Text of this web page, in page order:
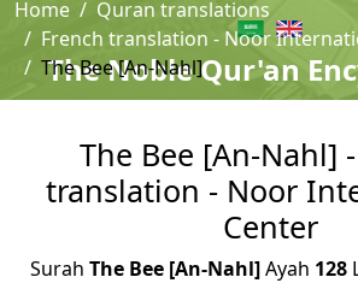
The Noble Qur'an
Home
Quran translations
French translation - Noor
The Bee [An-Nahl]
The Bee [An-Nahl]
translation - Noor
Center
Surah The Bee [An-Nahl]Ayah 128